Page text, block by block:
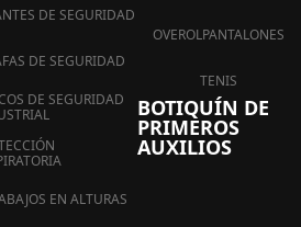
DE SEGURIDAD
DE SEGURIDAD
DE SEGURIDAD
EN ALTURAS
OVEROLPANTALONES
TENIS
BOTIQUÍN DE
PRIMEROS
AUXILIOS